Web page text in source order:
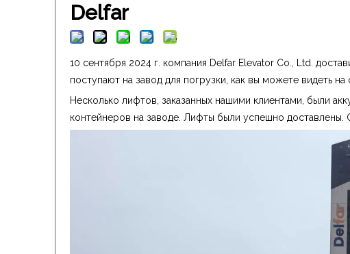
Delfar
10 сентября 2024 г. компания Delfar Elevator Co., Ltd.
поступают на завод для погрузки, как вы можете видеть на
Несколько лифтов, заказанных нашими клиентами, были
контейнеров на заводе. Лифты были успешно